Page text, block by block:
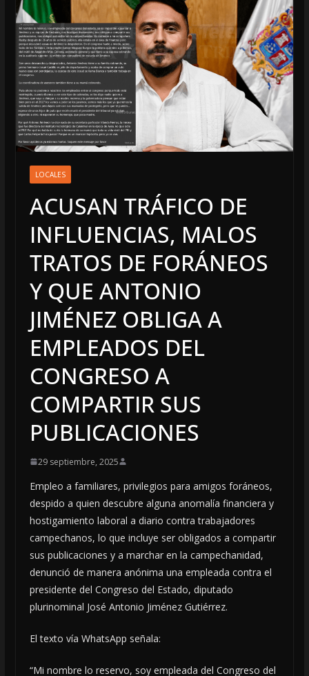
LOCALES
ACUSAN TRÁFICO DE
INFLUENCIAS, MALOS
TRATOS DE FORÁNEOS
Y QUE ANTONIO
JIMÉNEZ OBLIGA A
EMPLEADOS DEL
CONGRESO A
COMPARTIR SUS
PUBLICACIONES
29 septiembre, 2025
Empleo a familiares, privilegios para amigos foráneos,
despido a quien descubre alguna anomalía financiera y
hostigamiento laboral a diario contra trabajadores
campechanos, lo que incluye ser obligados a compartir
sus publicaciones y a marchar en la campechanidad,
denunció de manera anónima una empleada contra el
presidente del Congreso del Estado, diputado
plurinominal José Antonio Jiménez Gutiérrez.
El texto vía WhatsApp señala:
“Mi nombre lo reservo, soy empleada del Congreso del